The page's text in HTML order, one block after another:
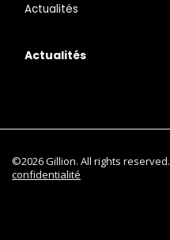
Actualités
Actualités
©2026 Gillion. All rights reserved.
confidentialité